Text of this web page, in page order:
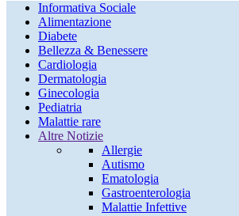
Informativa Sociale
Alimentazione
Diabete
Bellezza & Benessere
Cardiologia
Dermatologia
Ginecologia
Pediatria
Malattie rare
Altre Notizie
Allergie
Autismo
Ematologia
Gastroenterologia
Malattie Infettive